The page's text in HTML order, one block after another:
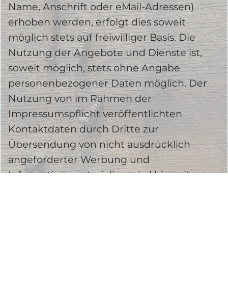
Name, Anschrift oder eMail-Adressen)
erhoben werden, erfolgt dies soweit
möglich stets auf freiwilliger Basis. Die
Nutzung der Angebote und Dienste ist,
soweit möglich, stets ohne Angabe
personenbezogener Daten möglich. Der
Nutzung von im Rahmen der
Impressumspflicht veröffentlichten
Kontaktdaten durch Dritte zur
Übersendung von nicht ausdrücklich
angeforderter Werbung und
Informationsmaterialien wird hiermit